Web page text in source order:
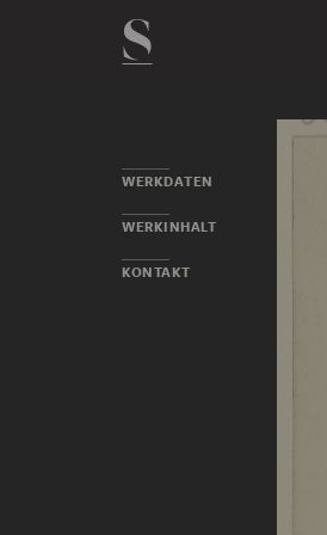
WERKDATEN
WERKINHALT
KONTAKT